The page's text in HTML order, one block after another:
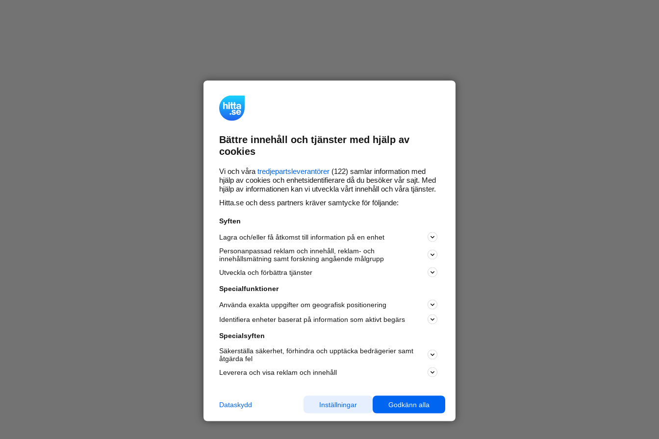
Bättre innehåll och tjänster med hjälp av
cookies
Vi och våra tredjepartsleverantörer (122) samlar information med
hjälp av cookies och enhetsidentifierare då du besöker vår sajt. Med
hjälp av informationen kan vi utveckla vårt innehåll och våra tjänster.
Hitta.se och dess partners kräver samtycke för följande:
Syften
Lagra och/eller få åtkomst till information på en enhet
Personanpassad reklam och innehåll, reklam- och
innehållsmätning samt forskning angående målgrupp
Utveckla och förbättra tjänster
Specialfunktioner
Använda exakta uppgifter om geografisk positionering
Identifiera enheter baserat på information som aktivt begärs
Specialsyften
Säkerställa säkerhet, förhindra och upptäcka bedrägerier samt
åtgärda fel
Leverera och visa reklam och innehåll
Godkänn alla
Inställningar
Dataskydd